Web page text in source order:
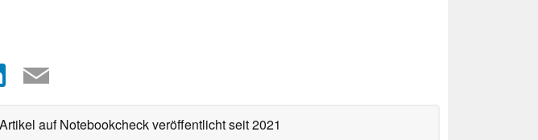
auf Notebookcheck veröffentlichtseit 2021